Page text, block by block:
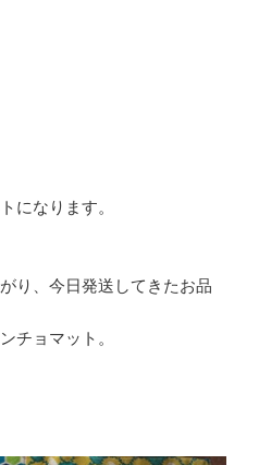
になります。
り、今日発送してきたお品
チョマット。